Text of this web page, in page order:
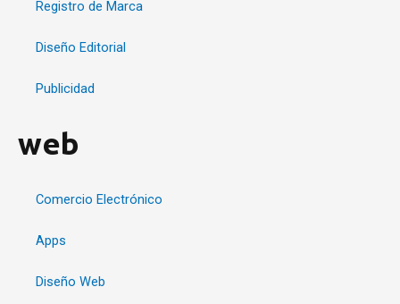
Registro de Marca
Diseño Editorial
Publicidad
web
Comercio Electrónico
Apps
Diseño Web